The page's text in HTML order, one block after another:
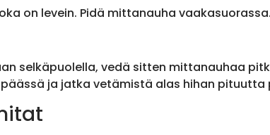
on levein. Pidä mittanauha vaakasuorassa.
selkäpuolella, vedä sitten mittanauhaa
ja jatka vetämistä alas hihan pituutta